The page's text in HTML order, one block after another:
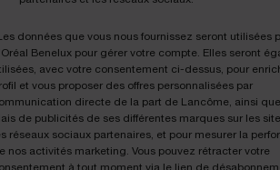
données que vous nous fournissez seront utilisées
Benelux pour gérer votre compte. Elles seront
avec votre consentement ci-dessus, pour
et vous proposer des offres personnalisées par
directe de la part de Lancôme, ainsi
de publicités de ses différentes marques sur les
réseaux sociaux partenaires, et pour mesurer la
nos activités marketing. Vous pouvez rétracter votre
à tout moment via le lien de